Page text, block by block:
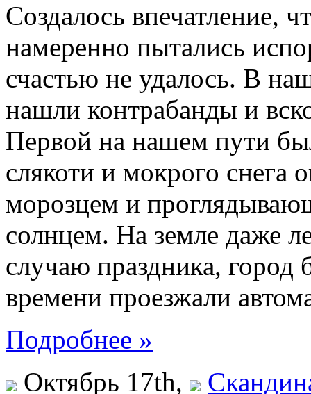
Создалось впечатление,
намеренно пытались
счастью не удалось. В
нашли контрабанды и
Первой на нашем пути
слякоти и мокрого снега
морозцем и
солнцем. На земле даже
случаю праздника,
времени проезжали
Подробнее »
Октябрь 17th,